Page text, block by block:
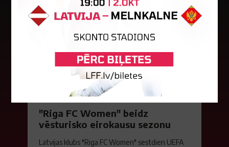
"Riga FC Women" beidz
vēsturisko eirokausu sezonu
Latvijas klubs "Riga FC Women" sestdien UEFA